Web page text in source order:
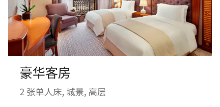
豪华客房
2 张单人床, 城景, 高层